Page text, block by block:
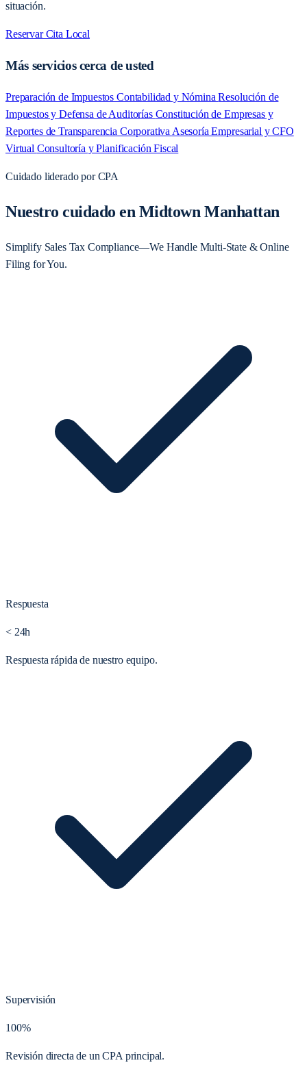
situación.
Reservar Cita Local
Más servicios cerca de usted
Preparación de Impuestos Contabilidad y NóminaResolución de
Impuestos y Defensa de Auditorías Constitución de Empresas y
Reportes de Transparencia Corporativa Asesoría Empresarial y CFO
Virtual Consultoría y Planificación Fiscal
Cuidado liderado por CPA
Nuestro cuidado en Midtown Manhattan
Simplify Sales Tax Compliance—We Handle Multi-State & Online
Filing for You.
Respuesta
< 24h
Respuesta rápida de nuestro equipo.
Supervisión
100%
Revisión directa de un CPA principal.